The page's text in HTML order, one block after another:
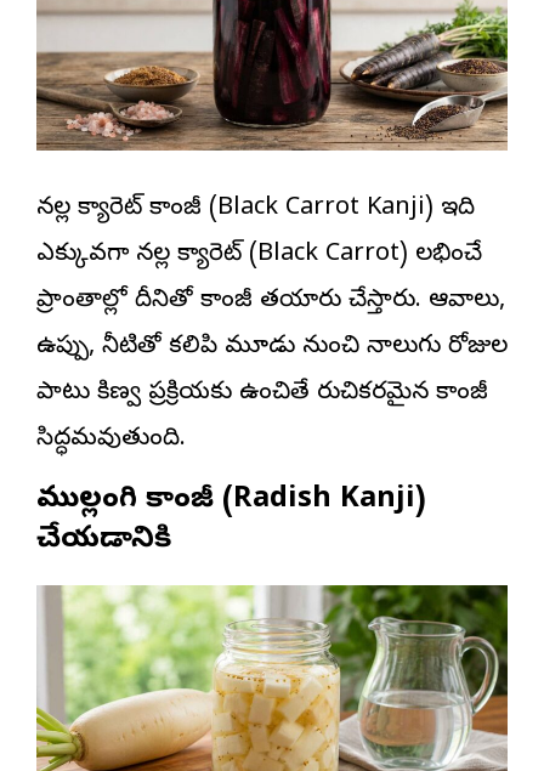
నల్ల క్యారెట్ కాంజీ (Black Carrot Kanji) ఇది
ఎక్కువగా నల్ల క్యారెట్ (Black Carrot) లభించే
ప్రాంతాల్లో దీనితో కాంజీ తయారు చేస్తారు. ఆవాలు,
ఉప్పు, నీటితో కలిపి మూడు నుంచి నాలుగు రోజుల
పాటు కిణ్వ ప్రక్రియకు ఉంచితే రుచికరమైన కాంజీ
సిద్ధమవుతుంది.
ముల్లంగి కాంజీ (Radish Kanji)
చేయడానికి